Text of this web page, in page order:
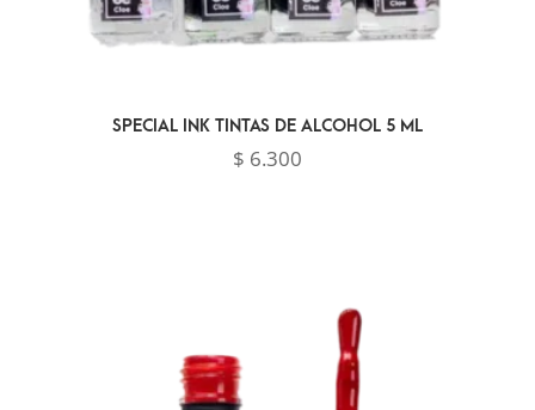
SPECIAL INK TINTAS DE ALCOHOL 5 ML
$ 6.300